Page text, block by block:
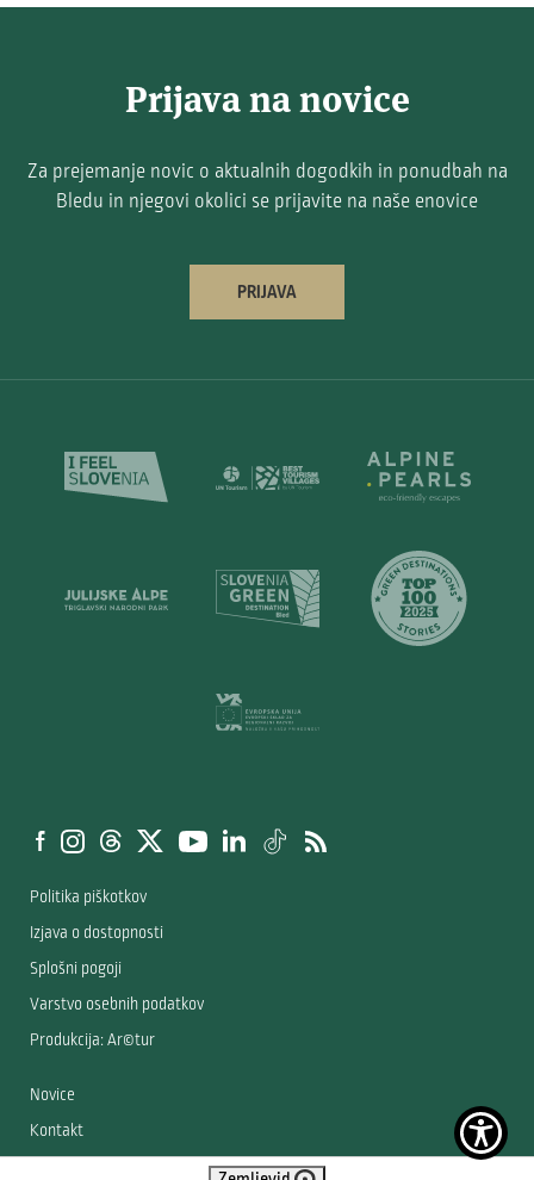
Prijava na novice
Za prejemanje novic o aktualnih dogodkih in ponudbah na
Bledu in njegovi okolici se prijavite na naše enovice
PRIJAVA
© 2019 - 2026 Turizem Bled
Kontakt
Novice
Politika piškotkov
Izjava o dostopnosti
Splošni pogoji
Varstvo osebnih podatkov
Produkcija: Ar©tur